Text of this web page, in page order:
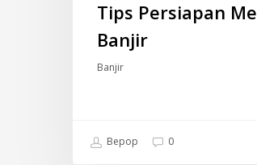
Tips Persiapan
Banjir
Banjir
Bepop 0